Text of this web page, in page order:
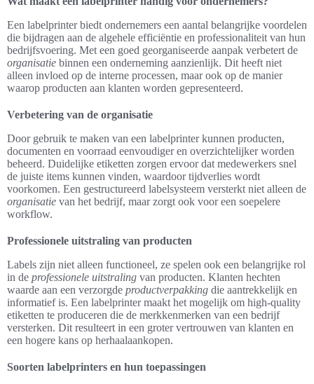
Een labelprinter biedt ondernemers een aantal belangrijke voordelen
die bijdragen aan de algehele efficiëntie en professionaliteit van hun
bedrijfsvoering. Met een goed georganiseerde aanpak verbetert de
organisatie binnen een onderneming aanzienlijk. Dit heeft niet
alleen invloed op de interne processen, maar ook op de manier
waarop producten aan klanten worden gepresenteerd.
Verbetering van de organisatie
Door gebruik te maken van een labelprinter kunnen producten,
documenten en voorraad eenvoudiger en overzichtelijker worden
beheerd. Duidelijke etiketten zorgen ervoor dat medewerkers snel
de juiste items kunnen vinden, waardoor tijdverlies wordt
voorkomen. Een gestructureerd labelsysteem versterkt niet alleen de
organisatie van het bedrijf, maar zorgt ook voor een soepelere
workflow.
Professionele uitstraling van producten
Labels zijn niet alleen functioneel, ze spelen ook een belangrijke rol
in de professionele uitstraling van producten. Klanten hechten
waarde aan een verzorgde productverpakking die aantrekkelijk en
informatief is. Een labelprinter maakt het mogelijk om high-quality
etiketten te produceren die de merkkenmerken van een bedrijf
versterken. Dit resulteert in een groter vertrouwen van klanten en
een hogere kans op herhaalaankopen.
Soorten labelprinters en hun toepassingen